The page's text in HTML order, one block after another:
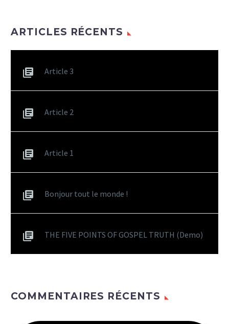
ARTICLES RÉCENTS
Article 3
Article 2
Article 1
Bonjour tout le monde !
THE FIVE POINTS OF GOSPEL TRUTH (Demo)
COMMENTAIRES RÉCENTS